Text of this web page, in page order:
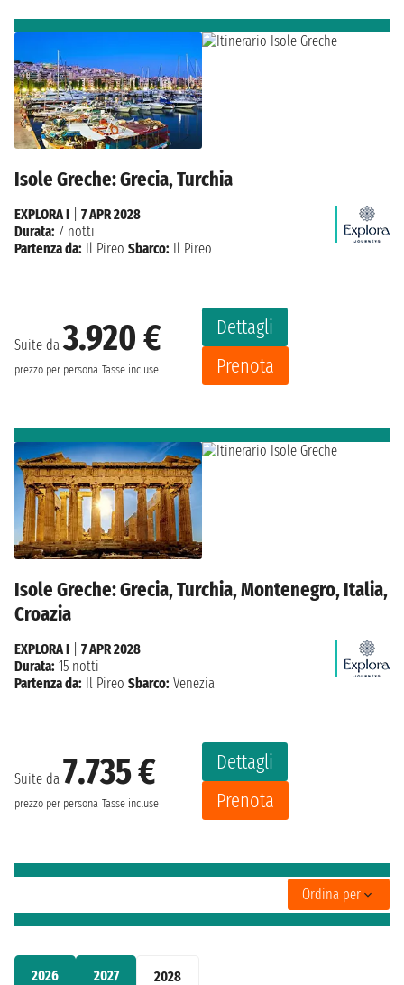
2026 2027 2028
Isole Greche: Grecia, Turchia
Suite da3.920 €
prezzo per persona Tasse incluse
Dettagli
Prenota
EXPLORA I
7 APR 2028
Durata: 7 notti
Partenza da: Il Pireo Sbarco: Il Pireo
Isole Greche: Grecia, Turchia, Montenegro, Italia,
Croazia
Suite da 7.735 €
prezzo per persona Tasse incluse
Dettagli
Prenota
EXPLORA I
7 APR 2028
Durata: 15 notti
Partenza da: Il Pireo Sbarco: Venezia
Ordina per